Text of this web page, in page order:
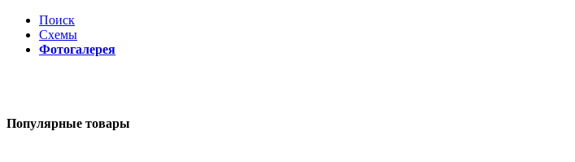
Поиск
Схемы
Фотогалерея
Популярные товары